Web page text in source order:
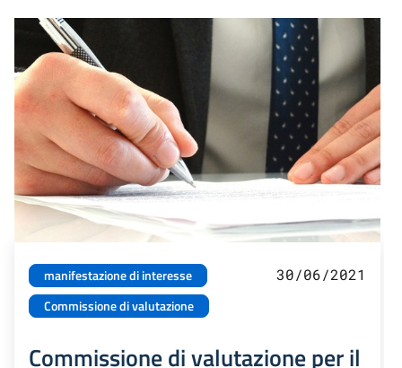
manifestazione di interesse
Commissione di valutazione
30/06/2021
Commissione di valutazione per il